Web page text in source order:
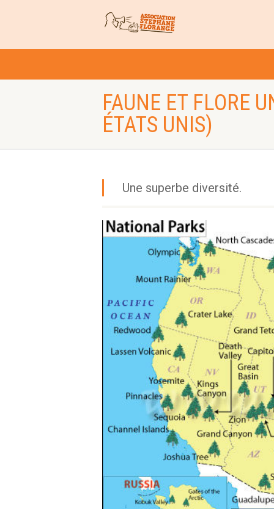
FAUNE ET FLORE
ÉTATS UNIS)
Une superbe diversité.